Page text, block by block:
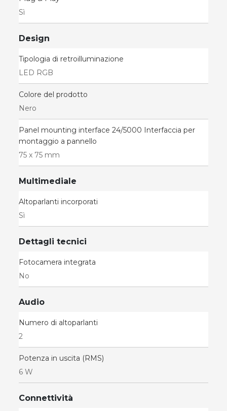
Sì
Design
Tipologia di retroilluminazione
LED RGB
Colore del prodotto
Nero
Panel mounting interface 24/5000 Interfaccia per
montaggio a pannello
75 x 75 mm
Multimediale
Altoparlanti incorporati
Sì
Dettagli tecnici
Fotocamera integrata
No
Audio
Numero di altoparlanti
2
Potenza in uscita (RMS)
6 W
Connettività